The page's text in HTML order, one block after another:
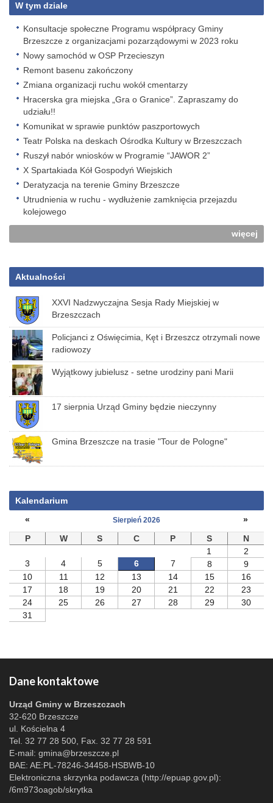
W tym dziale
Konsultacje społeczne Programu współpracy Gminy
Brzeszcze z organizacjami pozarządowymi w 2023 roku
Nowy samochód w OSP Przecieszyn
Remont basenu zakończony
Zmiana organizacji ruchu wokół cmentarzy
Hracerska gra miejska „Gra o Granice”. Zapraszamy do
udziału!!
Komunikat w sprawie punktów paszportowych
Teatr Polska na deskach Ośrodka Kultury w Brzeszczach
Ruszył nabór wniosków w Programie “JAWOR 2”
X Spartakiada Kół Gospodyń Wiejskich
Deratyzacja na terenie Gminy Brzeszcze
Utrudnienia w ruchu - wydłużenie zamknięcia przejazdu
kolejowego
więcej
Aktualności
XXVI Nadzwyczajna Sesja Rady Miejskiej w
Brzeszczach
Policjanci z Oświęcimia, Kęt i Brzeszcz otrzymali nowe
radiowozy
Wyjątkowy jubielusz - setne urodziny pani Marii
17 sierpnia Urząd Gminy będzie nieczynny
Gmina Brzeszcze na trasie "Tour de Pologne"
Kalendarium
«
Sierpień 2026
»
P
W S C P S
N
1
2
3
4 5 6 7 8
9
10
11 12 13 14 15
16
17
18 19 20 21 22
23
24
25 26 27 28 29
30
31
Dane kontaktowe
Urząd Gminy w Brzeszczach
32-620 Brzeszcze
ul. Kościelna 4
Tel. 32 77 28 500, Fax. 32 77 28 591
E-mail: gmina@brzeszcze.pl
BAE: AE:PL-78246-34458-HSBWB-10
Elektroniczna skrzynka podawcza (http://epuap.gov.pl):
/6m973oagob/skrytka